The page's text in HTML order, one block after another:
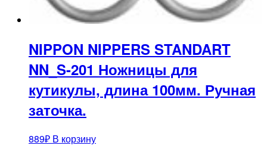
NIPPON NIPPERS STANDART
NN_S-201 Ножницы для
кутикулы, длина 100мм. Ручная
заточка.
889₽ В корзину